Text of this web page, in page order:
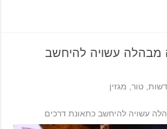
מבהלה עשויה להיחשב
,טור מגזין
עשויה להיחשב כתאונת דרכים